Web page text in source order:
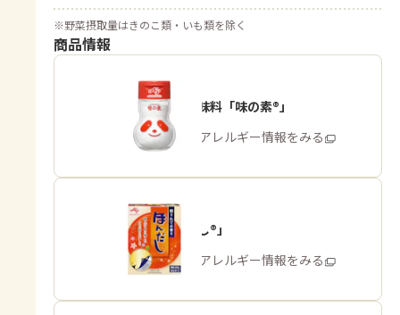
※野菜摂取量はきのこ類・いも類を除く
商品情報
うま味調味料「味の素®」
商品・アレルギー情報をみる
「ほんだし®」
商品・アレルギー情報をみる